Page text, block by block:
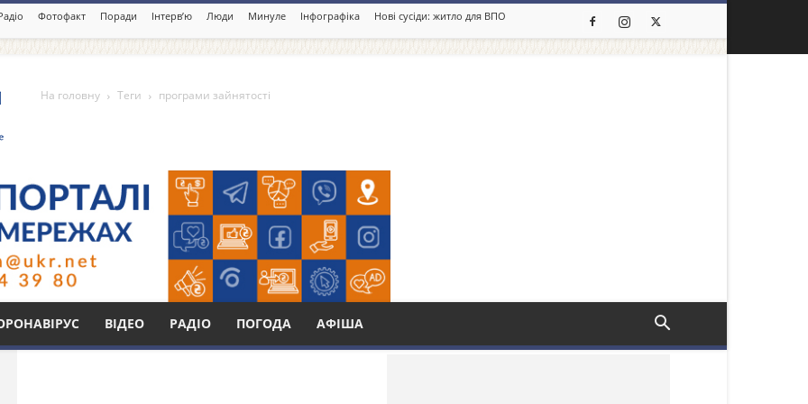
Фотофакт Поради Інтерв’ю Люди Минуле Інфографіка Нові сусіди: житло для ВПО
ВІДЕО РАДІО ПОГОДА АФІША
На головну Теги програми зайнятості